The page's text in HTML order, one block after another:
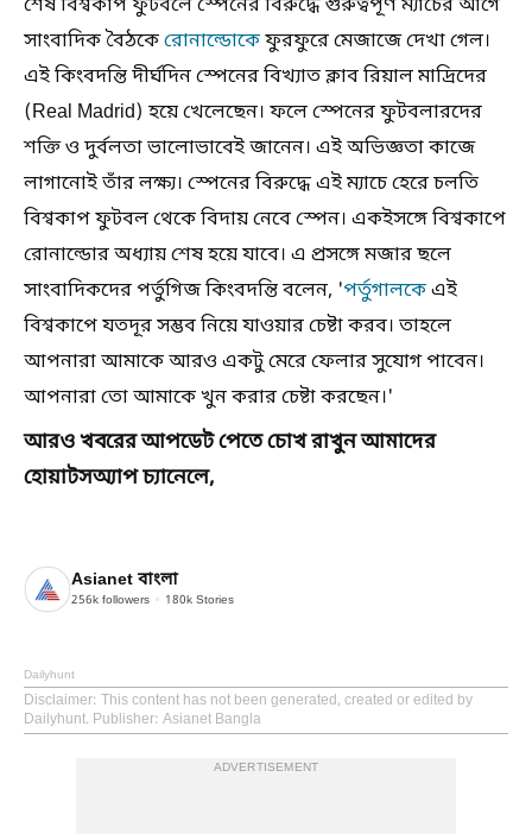
শেষ বিশ্বকাপ ফুটবলে স্পেনের বিরুদ্ধে গুরুত্বপূর্ণ ম্যাচের আগে
সাংবাদিক বৈঠকেরোনাল্ডোকেফুরফুরে মেজাজে দেখা গেল।
এই কিংবদন্তি দীর্ঘদিন স্পেনের বিখ্যাত ক্লাব রিয়াল মাদ্রিদের
(Real Madrid) হয়ে খেলেছেন। ফলে স্পেনের ফুটবলারদের
শক্তি ও দুর্বলতা ভালোভাবেই জানেন। এই অভিজ্ঞতা কাজে
লাগানোই তাঁর লক্ষ্য। স্পেনের বিরুদ্ধে এই ম্যাচে হেরে চলতি
বিশ্বকাপ ফুটবল থেকে বিদায় নেবে স্পেন। একইসঙ্গে বিশ্বকাপে
রোনাল্ডোর অধ্যায় শেষ হয়ে যাবে। এ প্রসঙ্গে মজার ছলে
সাংবাদিকদের পর্তুগিজ কিংবদন্তি বলেন, 'পর্তুগালকেএই
বিশ্বকাপে যতদূর সম্ভব নিয়ে যাওয়ার চেষ্টা করব। তাহলে
আপনারা আমাকে আরও একটু মেরে ফেলার সুযোগ পাবেন।
আপনারা তো আমাকে খুন করার চেষ্টা করছেন।'
আরও খবরের আপডেট পেতে চোখ রাখুন আমাদের
হোয়াটসঅ্যাপ চ্যানেলে,
Asianet বাংলা
256k followers 180k Stories
Dailyhunt
Disclaimer: This content has not been generated, created or edited by
Dailyhunt. Publisher: Asianet Bangla
ADVERTISEMENT